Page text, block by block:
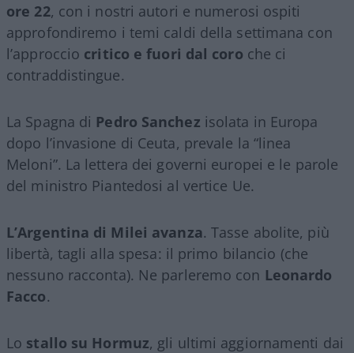
ore 22, con i nostri autori e numerosi ospiti
approfondiremo i temi caldi della settimana con
l’approccio critico e fuori dal coro che ci
contraddistingue.
La Spagna di Pedro Sanchez isolata in Europa
dopo l’invasione di Ceuta, prevale la “linea
Meloni”. La lettera dei governi europei e le parole
del ministro Piantedosi al vertice Ue.
L’Argentina di Milei avanza. Tasse abolite, più
libertà, tagli alla spesa: il primo bilancio (che
nessuno racconta). Ne parleremo con Leonardo
Facco.
Lo stallo su Hormuz, gli ultimi aggiornamenti dai